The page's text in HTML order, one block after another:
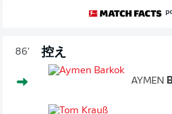
86' 控え
AYMEN